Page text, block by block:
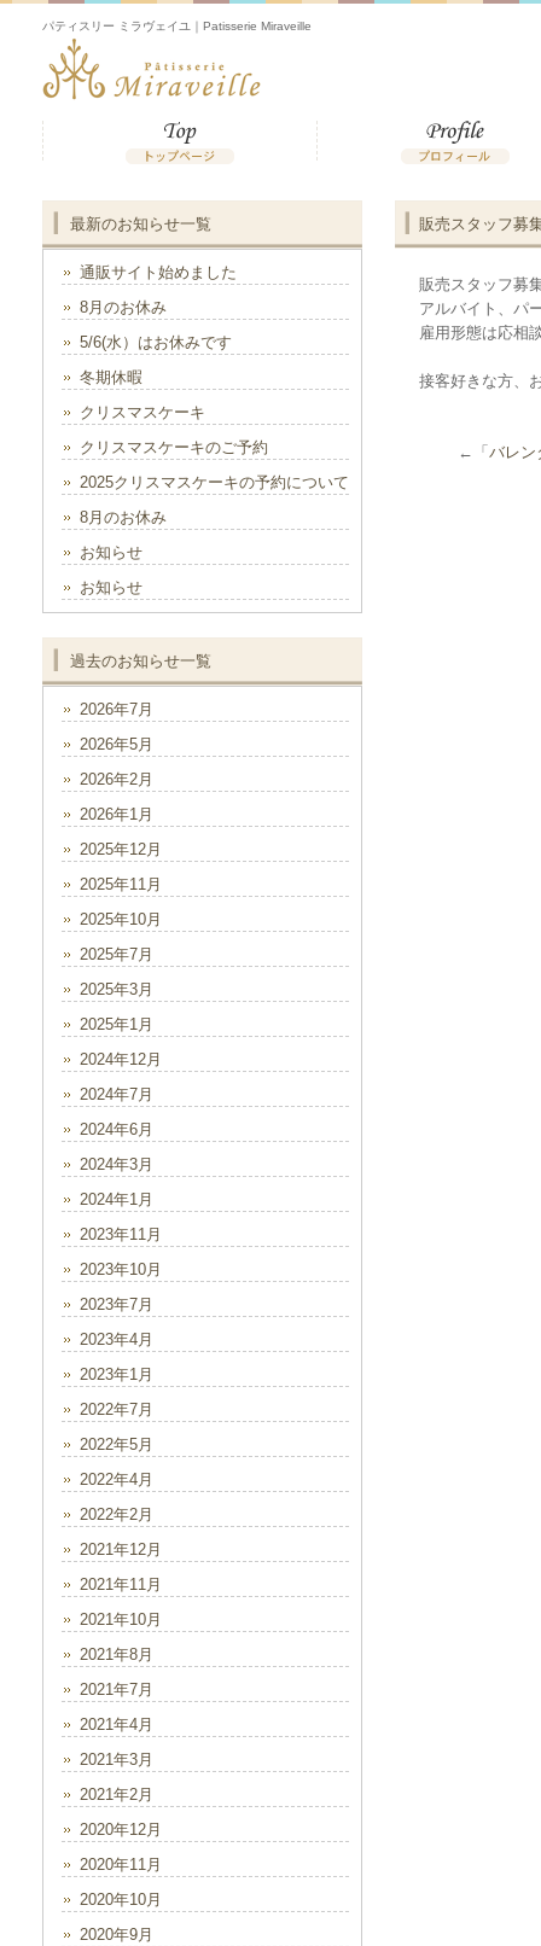
パティスリー ミラヴェイユ｜Patisserie Miraveille
販売スタッフ募
販売スタッフ募
アルバイト、パ
雇用形態は応相
接客好きな方、
←「 バレン
最新のお知らせ一覧
通販サイト始めました
8月のお休み
5/6(水）はお休みです
冬期休暇
クリスマスケーキ
クリスマスケーキのご予約
2025クリスマスケーキの予約について
8月のお休み
お知らせ
お知らせ
過去のお知らせ一覧
2026年7月
2026年5月
2026年2月
2026年1月
2025年12月
2025年11月
2025年10月
2025年7月
2025年3月
2025年1月
2024年12月
2024年7月
2024年6月
2024年3月
2024年1月
2023年11月
2023年10月
2023年7月
2023年4月
2023年1月
2022年7月
2022年5月
2022年4月
2022年2月
2021年12月
2021年11月
2021年10月
2021年8月
2021年7月
2021年4月
2021年3月
2021年2月
2020年12月
2020年11月
2020年10月
2020年9月